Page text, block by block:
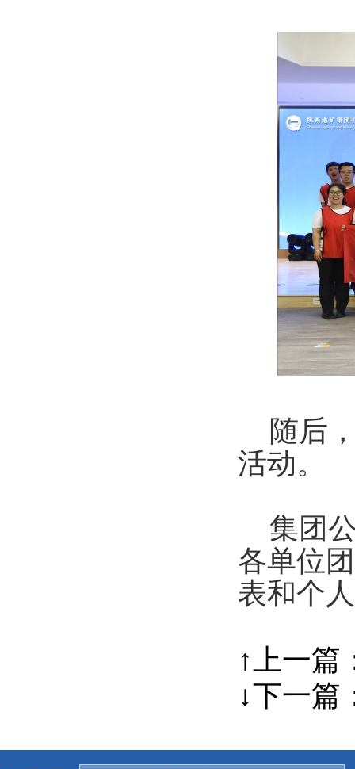
随后，
活动
集团公
各单位
表和个
↑上一篇
↓下一篇